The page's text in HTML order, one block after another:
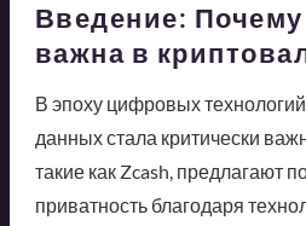
Введение:
важна в
В эпоху цифровых
данных стала критически
такие как Zcash, предлагают
приватность благодаря